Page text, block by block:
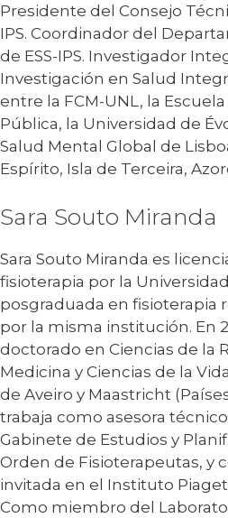
Presidente del Consejo
IPS. Coordinador del
de ESS-IPS. Investigador
Investigación en Salud
entre la FCM-UNL, la
Pública, la Universidad de
Salud Mental Global de
Espírito, Isla de Terceira,
Sara Souto Miranda
Sara Souto Miranda es
fisioterapia por la
posgraduada en fisioterapia
por la misma institución. En
doctorado en Ciencias de la
Medicina y Ciencias de la
de Aveiro y Maastricht
trabaja como asesora
Gabinete de Estudios y
Orden de Fisioterapeutas, y
invitada en el Instituto Piaget
Como miembro del